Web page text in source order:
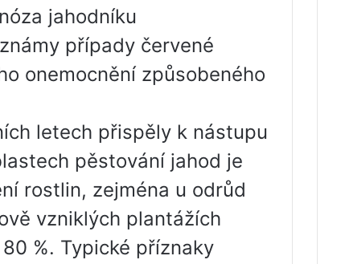
jahodníku
případy červené
onemocnění způsobeného
letech přispěly k nástupu
pěstování jahod je
rostlin, zejména u odrůd
vzniklých plantážích
%. Typické příznaky